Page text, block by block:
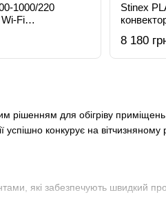
рішенням для обігріву
успішно конкурує на
які забезпечують швидкий
1000/220
Fi
Stinex
8 180